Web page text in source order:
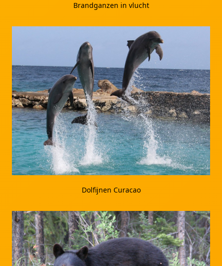
Brandganzen in vlucht
Dolfijnen Curacao